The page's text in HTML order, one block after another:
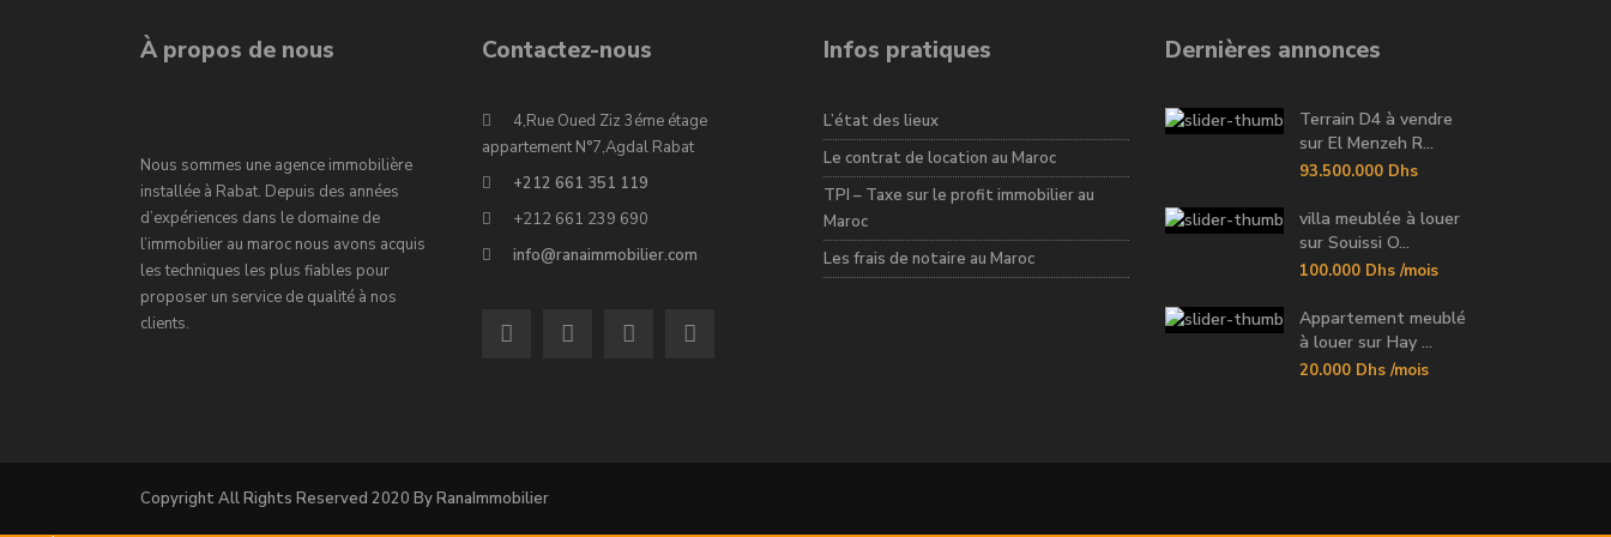
À propos de nous
Nous sommes une agence immobilière
installée à Rabat. Depuis des années
d’expériences dans le domaine de
l’immobilier au maroc nous avons acquis
les techniques les plus fiables pour
proposer un service de qualité à nos
clients.
Contactez-nous
4,Rue Oued Ziz 3éme étage
appartement N°7,Agdal Rabat
+212 661 351 119
+212 661 239 690
info@ranaimmobilier.com
Infos pratiques
L’état des lieux
Le contrat de location au Maroc
TPI – Taxe sur le profit immobilier au
Maroc
Les frais de notaire au Maroc
Dernières annonces
Terrain D4 à vendre
sur El Menzeh R...
93.500.000 Dhs
villa meublée à louer
sur Souissi O...
100.000 Dhs /mois
Appartement meublé
à louer sur Hay ...
20.000 Dhs /mois
Copyright All Rights Reserved 2020 By RanaImmobilier